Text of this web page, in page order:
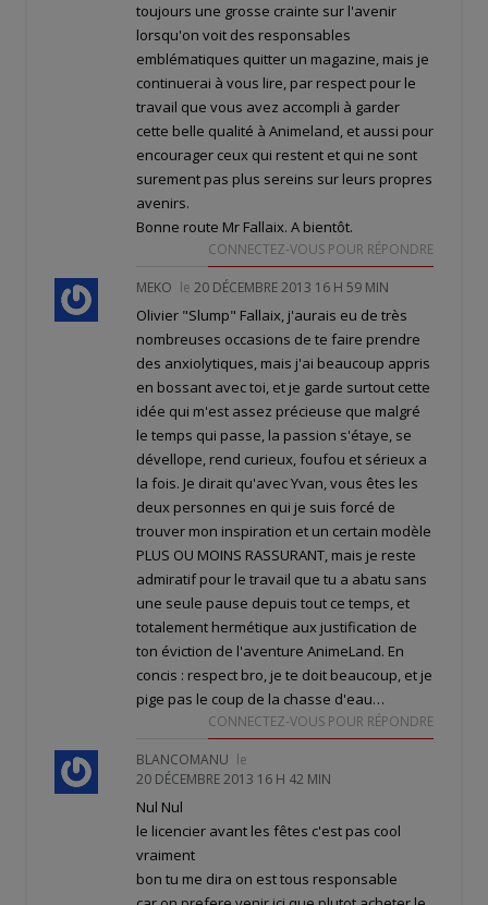
toujours une grosse crainte sur l'avenir
lorsqu'on voit des responsables
emblématiques quitter un magazine, mais je
continuerai à vous lire, par respect pour le
travail que vous avez accompli à garder
cette belle qualité à Animeland, et aussi pour
encourager ceux qui restent et qui ne sont
surement pas plus sereins sur leurs propres
avenirs.
Bonne route Mr Fallaix. A bientôt.
CONNECTEZ-VOUS POUR RÉPONDRE
MEKO le 20 DÉCEMBRE 2013 16 H 59 MIN
Olivier "Slump" Fallaix, j'aurais eu de très
nombreuses occasions de te faire prendre
des anxiolytiques, mais j'ai beaucoup appris
en bossant avec toi, et je garde surtout cette
idée qui m'est assez précieuse que malgré
le temps qui passe, la passion s'étaye, se
dévellope, rend curieux, foufou et sérieux a
la fois. Je dirait qu'avec Yvan, vous êtes les
deux personnes en qui je suis forcé de
trouver mon inspiration et un certain modèle
PLUS OU MOINS RASSURANT, mais je reste
admiratif pour le travail que tu a abatu sans
une seule pause depuis tout ce temps, et
totalement hermétique aux justification de
ton éviction de l'aventure AnimeLand. En
concis : respect bro, je te doit beaucoup, et je
pige pas le coup de la chasse d'eau…
CONNECTEZ-VOUS POUR RÉPONDRE
BLANCOMANU le
20 DÉCEMBRE 2013 16 H 42 MIN
Nul Nul
le licencier avant les fêtes c'est pas cool
vraiment
bon tu me dira on est tous responsable